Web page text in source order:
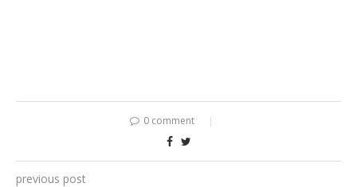
0 comment
previous post